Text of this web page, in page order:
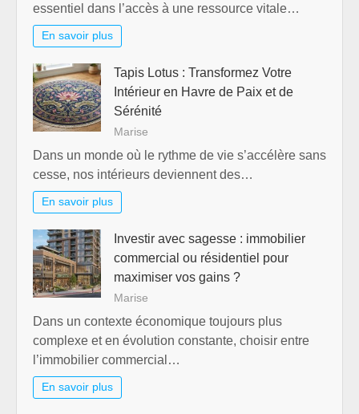
essentiel dans l’accès à une ressource vitale…
En savoir plus
Tapis Lotus : Transformez Votre
Intérieur en Havre de Paix et de
Sérénité
Marise
Dans un monde où le rythme de vie s’accélère sans
cesse, nos intérieurs deviennent des…
En savoir plus
Investir avec sagesse : immobilier
commercial ou résidentiel pour
maximiser vos gains ?
Marise
Dans un contexte économique toujours plus
complexe et en évolution constante, choisir entre
l’immobilier commercial…
En savoir plus